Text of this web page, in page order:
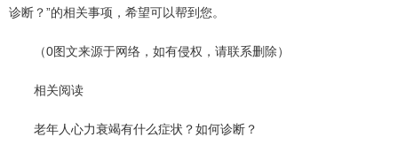
诊断？”的相关事项，希望可以帮到您。
（0图文来源于网络，如有侵权，请联系删除）
相关阅读
老年人心力衰竭有什么症状？如何诊断？